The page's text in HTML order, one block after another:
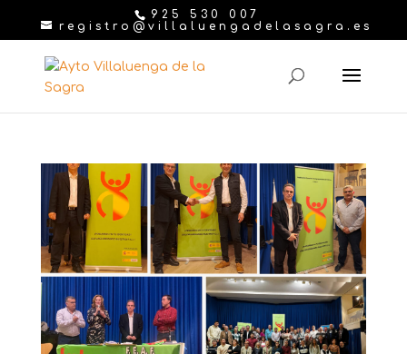
925 530 007
registro@villaluengadelasagra.es